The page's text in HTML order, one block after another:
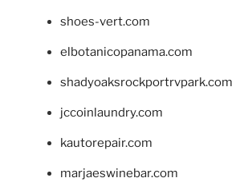
shoes-vert.com
elbotanicopanama.com
shadyoaksrockportrvpark.com
jccoinlaundry.com
kautorepair.com
marjaeswinebar.com